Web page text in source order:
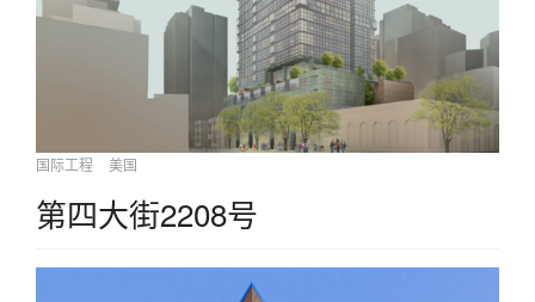
国际工程 美国
第四大街2208号